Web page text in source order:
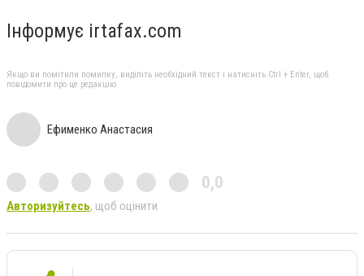
Інформує irtafax.com
Якщо ви помітили помилку, виділіть необхідний текст і натисніть Ctrl + Enter, щоб
повідомити про це редакцію
Ефименко Анастасия
0,0
Авторизуйтесь, щоб оцінити